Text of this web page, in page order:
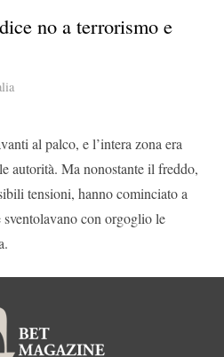
no a terrorismo e
al palco, e l’intera zona era
autorità. Ma nonostante il freddo,
tensioni, hanno cominciato a
con orgoglio le